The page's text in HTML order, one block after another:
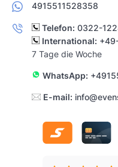
4915511528358
Telefon: 0322-
International:
7 Tage die Woche
WhatsApp:
E-mail: